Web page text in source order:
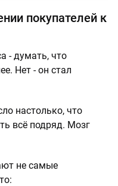
покупателей к
- думать, что
Нет - он стал
настолько, что
всё подряд. Мозг
не самые